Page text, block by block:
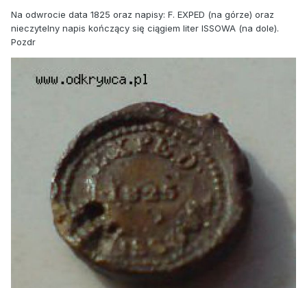
Na odwrocie data 1825 oraz napisy: F. EXPED (na górze) oraz
nieczytelny napis kończący się ciągiem liter ISSOWA (na dole).
Pozdr